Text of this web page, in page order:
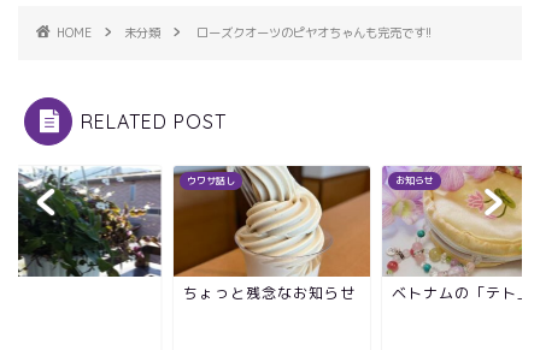
HOME 未分類 ローズクオーツのピヤオちゃんも完売です!!
RELATED POST
ウワサ話し
ちょっと残念なお知らせ
お知らせ
ベトナムの「テト」